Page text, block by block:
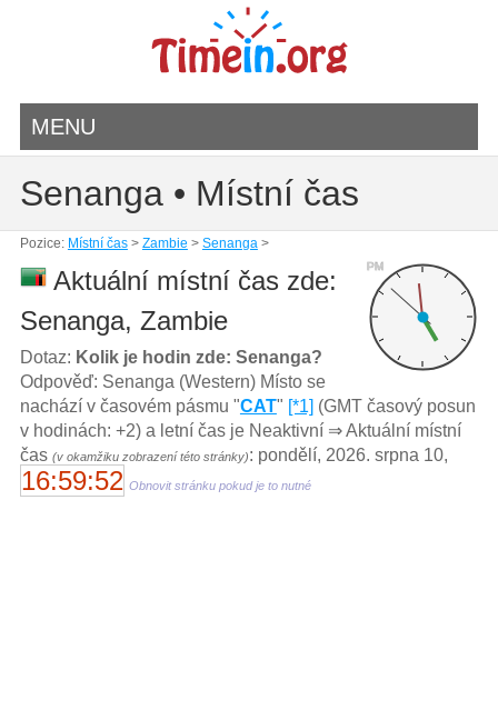
MENU
Senanga • Místní čas
Pozice: Místní čas> Zambie > Senanga>
PM
Aktuální místní čas zde:
Senanga, Zambie
Dotaz: Kolik je hodin zde: Senanga?
Odpověď: Senanga (Western) Místo se
nachází v časovém pásmu "CAT" [*1] (GMT časový posun
v hodinách: +2) a letní čas je Neaktivní ⇒ Aktuální místní
čas (v okamžiku zobrazení této stránky): pondělí, 2026. srpna 10,
16:59:52 Obnovit stránku pokud je to nutné